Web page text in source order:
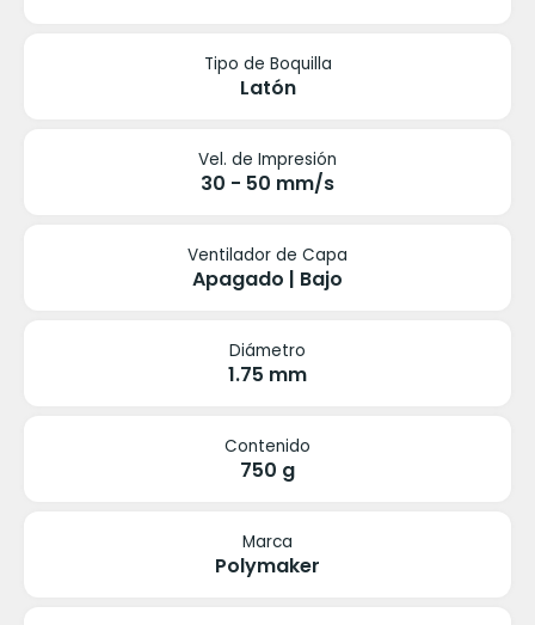
Tipo de Boquilla
Latón
Vel. de Impresión
30 - 50 mm/s
Ventilador de Capa
Apagado | Bajo
Diámetro
1.75 mm
Contenido
750 g
Marca
Polymaker